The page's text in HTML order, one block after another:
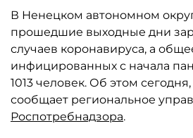
В Ненецком автономном
прошедшие выходные дни
случаев коронавируса, а
инфицированных с начала
1013 человек. Об этом
сообщает региональное
Роспотребнадзора.